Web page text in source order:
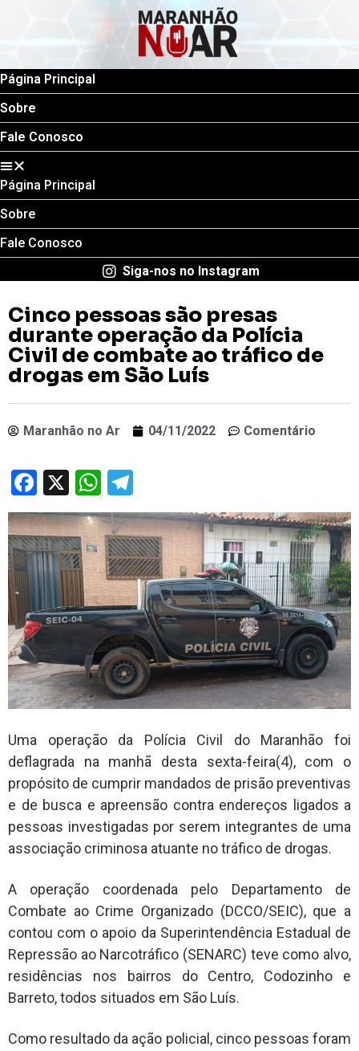
Página Principal
Sobre
Fale Conosco
Página Principal
Sobre
Fale Conosco
Siga-nos no Instagram
Cinco pessoas são presas
durante operação da Polícia
Civil de combate ao tráfico de
drogas em São Luís
Maranhão no Ar 04/11/2022 Comentário
Facebook
X WhatsApp
Uma operação da Polícia Civil do Maranhão foi
deflagrada na manhã desta sexta-feira(4), com o
propósito de cumprir mandados de prisão preventivas
e de busca e apreensão contra endereços ligados a
pessoas investigadas por serem integrantes de uma
associação criminosa atuante no tráfico de drogas.
A operação coordenada pelo Departamento de
Combate ao Crime Organizado (DCCO/SEIC), que a
contou com o apoio da Superintendência Estadual de
Repressão ao Narcotráfico (SENARC) teve como alvo,
residências nos bairros do Centro, Codozinho e
Barreto, todos situados em São Luís.
Como resultado da ação policial, cinco pessoas foram